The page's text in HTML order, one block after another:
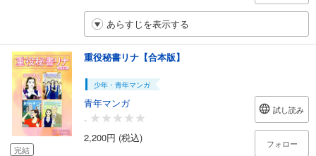
あらすじを表示する
完結
重役秘書リナ【合本版】
少年・青年マンガ
青年マンガ
-
2,200円 (税込)
試し読み
フォロー